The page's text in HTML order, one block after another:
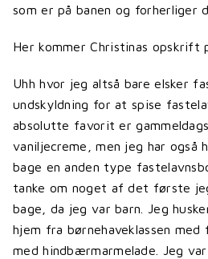
som er på banen og forherliger
Her kommer Christinas opskrift
Uhh hvor jeg altså bare elsker
undskyldning for at spise
absolutte favorit er
vaniljecreme, men jeg har
bage en anden type
tanke om noget af det første
bage, da jeg var barn. Jeg
hjem fra børnehaveklassen
med hindbærmarmelade. Jeg